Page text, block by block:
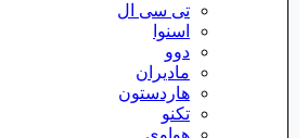
تی سی ال
اسنوا
دوو
مادیران
هاردستون
تکنو
هواوی